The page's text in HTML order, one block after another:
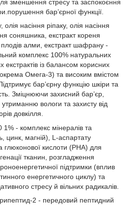
зменшення стресу та заспокоєння
бар’єрної функції.
олія насіння ріпаку, олія насіння
соняшника, екстракт кореня
плодів алми, екстракт шафрану -
комплекс 100% натуральних
екстрактів із балансом корисних
Омега-3) та високим вмістом
бар’єрну функцію шкіри та
Зміцнюючи захисний бар’єр,
вологи та захисту від
довкілля.
- комплекс мінералів та
цинк, магній), L-аспартату
глюконової кислоти (PHA) для
тканин, розгладження
підтримки (вплив
енергетичного циклу) та
стресу й вільних радикалів.
2 - передовий пептидний